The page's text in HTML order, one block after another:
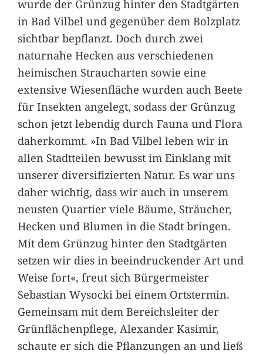
wurde der Grünzug hinter den Stadtgärten
in Bad Vilbel und gegenüber dem Bolzplatz
sichtbar bepflanzt. Doch durch zwei
naturnahe Hecken aus verschiedenen
heimischen Straucharten sowie eine
extensive Wiesenfläche wurden auch Beete
für Insekten angelegt, sodass der Grünzug
schon jetzt lebendig durch Fauna und Flora
daherkommt. »In Bad Vilbel leben wir in
allen Stadtteilen bewusst im Einklang mit
unserer diversifizierten Natur. Es war uns
daher wichtig, dass wir auch in unserem
neusten Quartier viele Bäume, Sträucher,
Hecken und Blumen in die Stadt bringen.
Mit dem Grünzug hinter den Stadtgärten
setzen wir dies in beeindruckender Art und
Weise fort«, freut sich Bürgermeister
Sebastian Wysocki bei einem Ortstermin.
Gemeinsam mit dem Bereichsleiter der
Grünflächenpflege, Alexander Kasimir,
schaute er sich die Pflanzungen an und ließ